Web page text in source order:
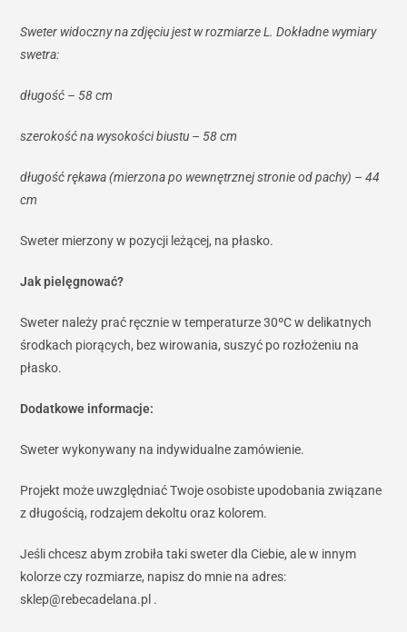
Sweter widoczny na zdjęciu jest w rozmiarze L. Dokładne wymiary
swetra:
długość – 58 cm
szerokość na wysokości biustu – 58 cm
długość rękawa (mierzona po wewnętrznej stronie od pachy) – 44
cm
Sweter mierzony w pozycji leżącej, na płasko.
Jak pielęgnować?
Sweter należy prać ręcznie w temperaturze 30ºC w delikatnych
środkach piorących, bez wirowania, suszyć po rozłożeniu na
płasko.
Dodatkowe informacje:
Sweter wykonywany na indywidualne zamówienie.
Projekt może uwzględniać Twoje osobiste upodobania związane
z długością, rodzajem dekoltu oraz kolorem.
Jeśli chcesz abym zrobiła taki sweter dla Ciebie, ale w innym
kolorze czy rozmiarze, napisz do mnie na adres:
sklep@rebecadelana.pl .